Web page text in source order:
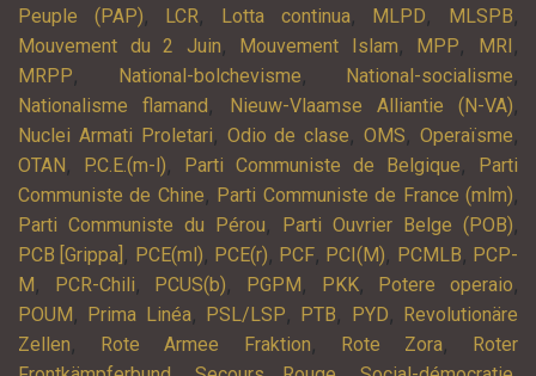
Peuple (PAP), LCR, Lotta continua, MLPD, MLSPB,
Mouvement du 2 Juin, Mouvement Islam, MPP, MRI ,
MRPP, National-bolchevisme, National-socialisme,
Nationalisme flamand , Nieuw-Vlaamse Alliantie (N-VA),
Nuclei Armati Proletari, Odio de clase,OMS,Operaïsme,
OTAN , P.C.E.(m-l), Parti Communiste de Belgique,
Parti
Communiste de Chine, Parti Communiste de France (mlm),
Parti Communiste du Pérou, Parti Ouvrier Belge (POB),
PCB [Grippa] , PCE(ml), PCE(r), PCF, PCI(M), PCMLB, PCP-
M , PCR-Chili, PCUS(b), PGPM , PKK, Potere operaio,
POUM , Prima Linéa, PSL/LSP, PTB, PYD,
Revolutionäre
Zellen, Rote Armee Fraktion, Rote Zora,
Roter